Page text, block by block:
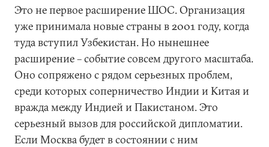
Это не первое расширение ШОС. Организация
уже принимала новые страны в 2001 году, когда
туда вступил Узбекистан. Но нынешнее
расширение – событие совсем другого масштаба.
Оно сопряжено с рядом серьезных проблем,
среди которых соперничество Индии и Китая и
вражда между Индией и Пакистаном. Это
серьезный вызов для российской дипломатии.
Если Москва будет в состоянии с ним